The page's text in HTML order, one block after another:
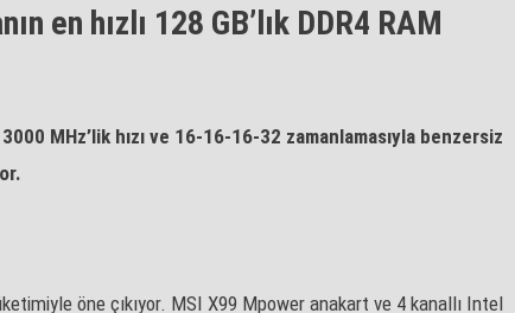
en hızlı 128 GB’lık DDR4 RAM
MHz’lik hızı ve 16-16-16-32 zamanlamasıyla benzersiz
öne çıkıyor. MSI X99 Mpower anakart ve 4 kanallı Intel